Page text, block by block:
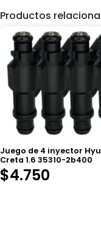
Productos
Juego de 4 inyector
Creta 1.6 35310-2b400
$4.750